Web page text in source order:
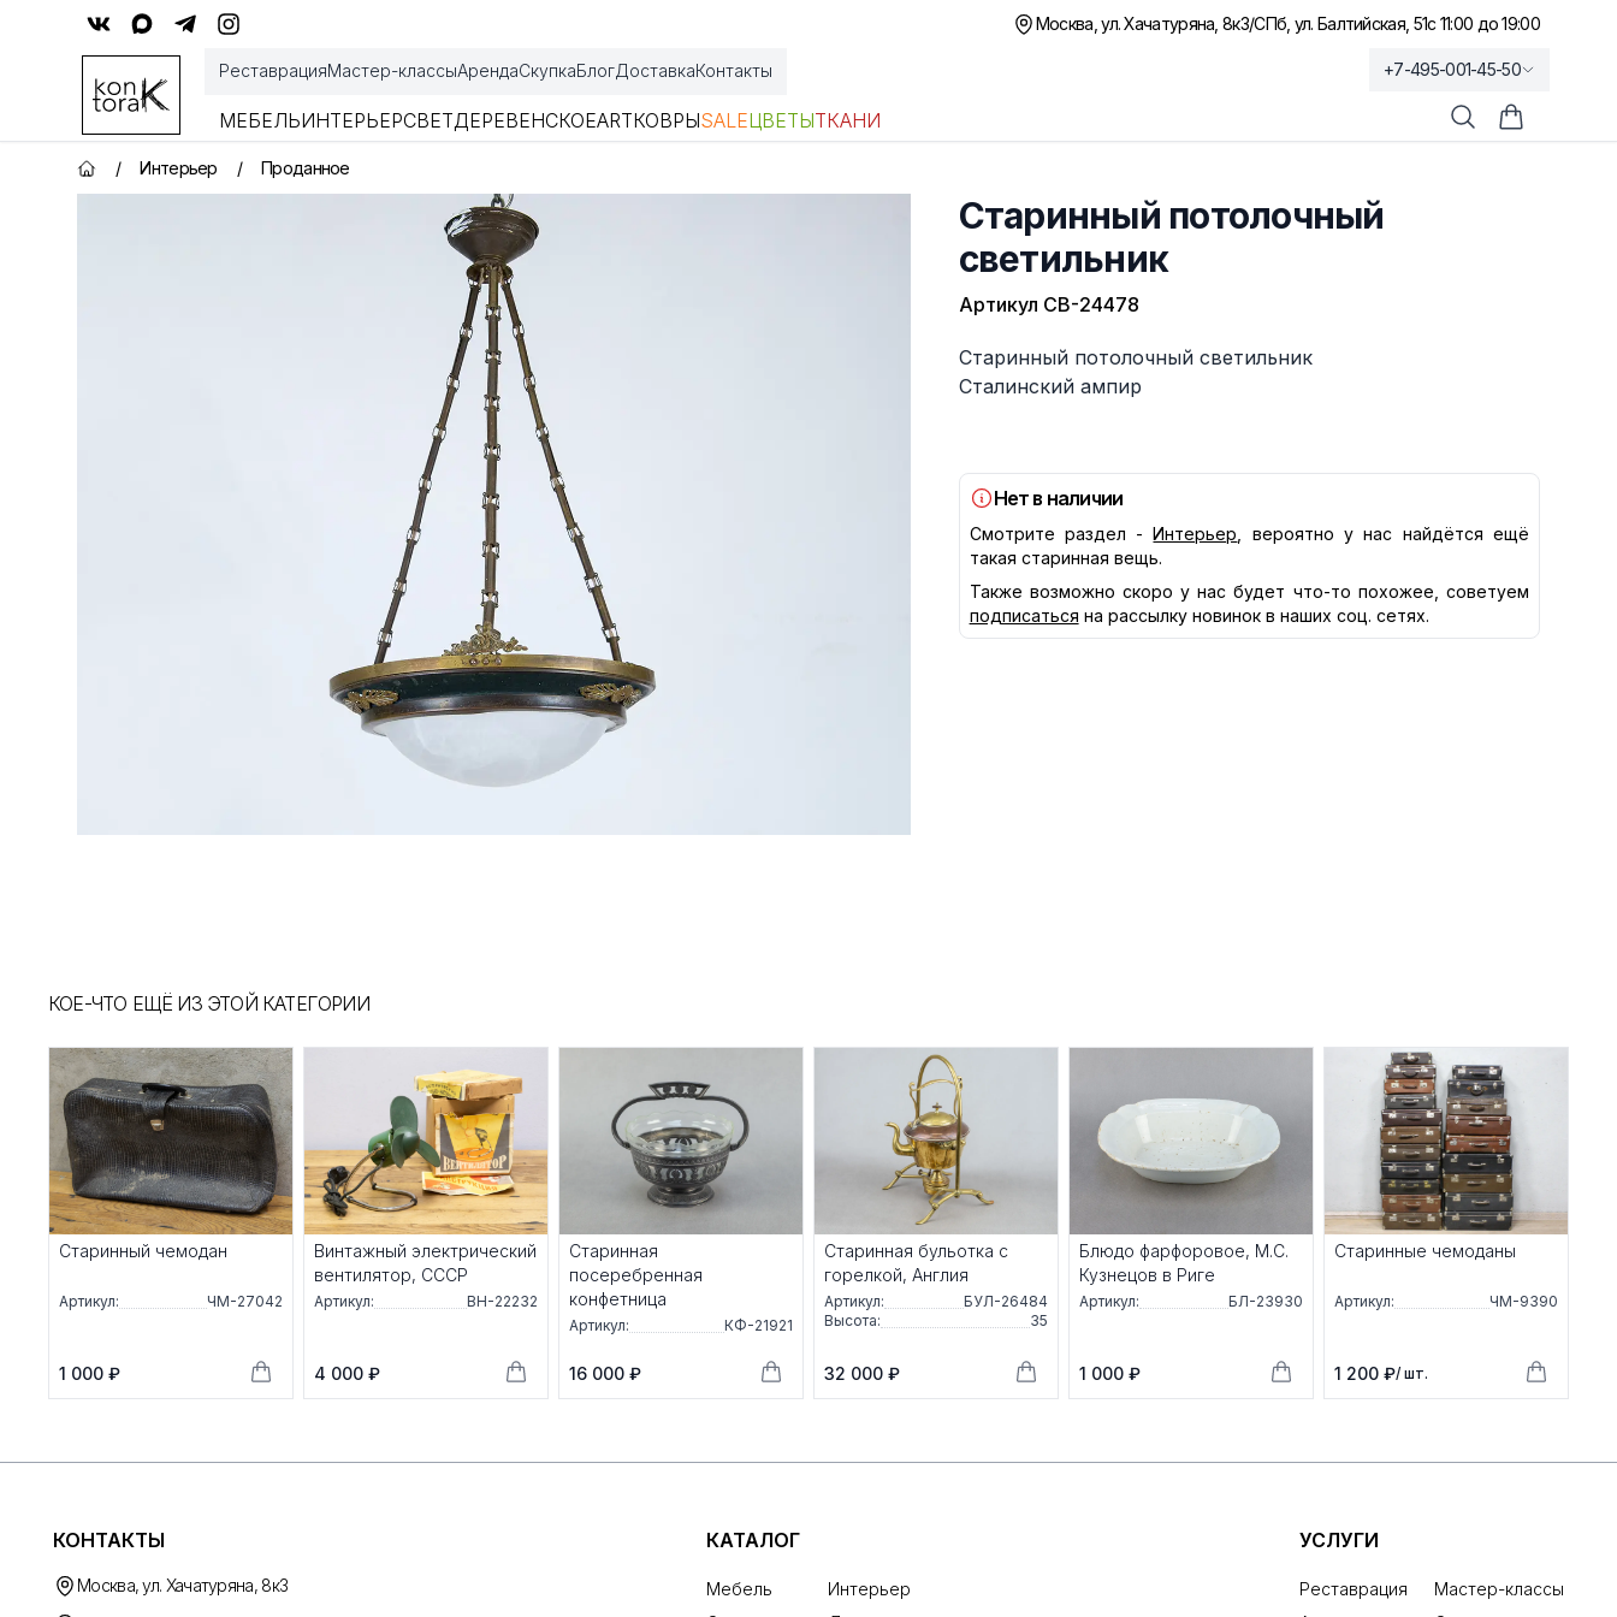
Москва, ул. Хачатуряна, 8к3/СПб, ул. Балтийская, 51с 11:00 до 19:00
РеставрацияМастер-классыАрендаСкупкаБлогДоставкаКонтакты
МЕБЕЛЬИНТЕРЬЕРСВЕТДЕРЕВЕНСКОЕARTКОВРЫSALEЦВЕТЫТКАНИ
+7-495-001-45-50
ПоискКорзина
Главная страница
/ Интерьер / Проданное
Старинный потолочный
светильник
Артикул СВ-24478
Описание
Старинный потолочный светильник
Сталинский ампир
Нет в наличии
Смотрите раздел - Интерьер , вероятно у нас найдётся ещё
такая старинная вещь.
Также возможно скоро у нас будет что-то похожее, советуем
подписаться на рассылку новинок в наших соц. сетях.
КОЕ-ЧТО ЕЩЁ ИЗ ЭТОЙ КАТЕГОРИИ
Старинный чемодан
Артикул: ЧМ-27042
1 000 ₽
Винтажный электрический
вентилятор, СССР
Артикул: ВН-22232
4 000 ₽
Старинная
посеребренная
конфетница
Артикул: КФ-21921
16 000 ₽
Стaриннaя бульотка с
горелкой, Англия
Артикул:
БУЛ-26484
Высота:
35
32 000 ₽
Блюдо фарфоровое, М.С.
Кузнецов в Риге
Артикул: БЛ-23930
1 000 ₽
Старинные чемоданы
Артикул: ЧМ-9390
1 200 ₽/ шт.
КОНТАКТЫ
Москва, ул. Хачатуряна, 8к3
КАТАЛОГ
Мебель
Интерьер
УСЛУГИ
Реставрация
Мастер-классы